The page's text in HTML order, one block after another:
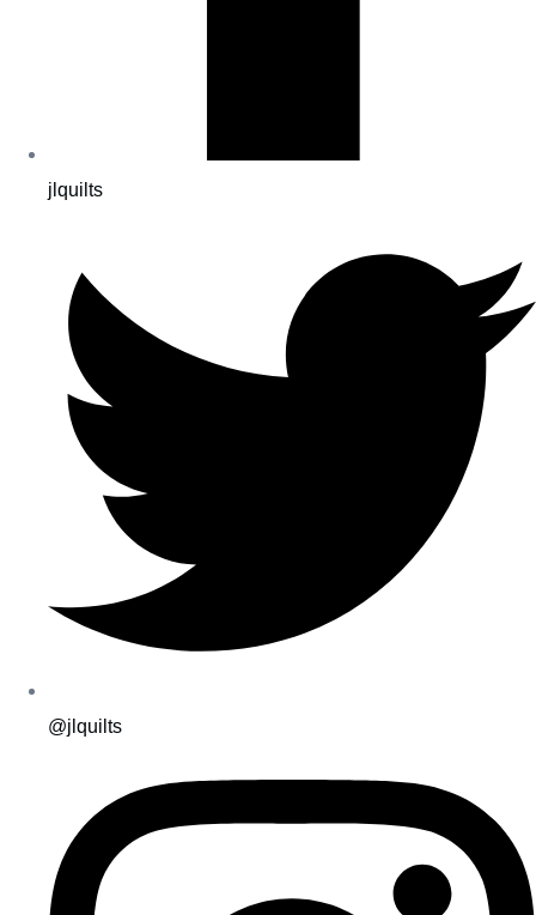
jlquilts
@jlquilts